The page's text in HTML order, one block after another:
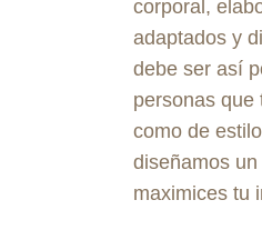
corporal,
adaptados y
debe ser así
personas que
como de
diseñamos
maximices tu